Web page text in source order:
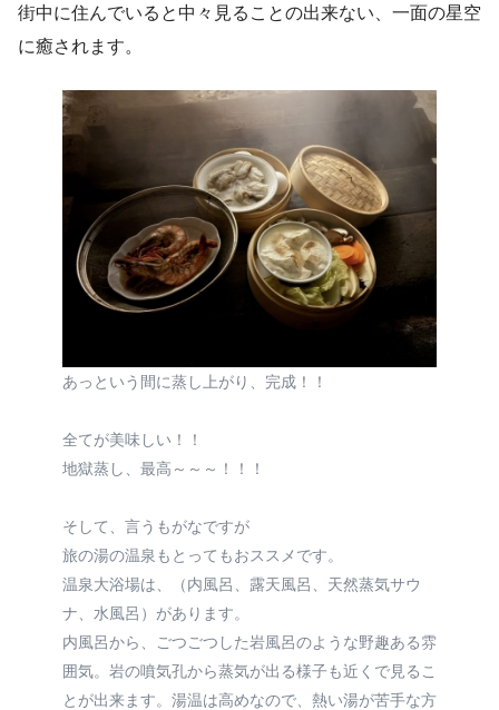
街中に住んでいると中々見ることの出来ない、一面の星空
に癒されます。
あっという間に蒸し上がり、完成！！
全てが美味しい！！
地獄蒸し、最高～～～！！！
そして、言うもがなですが
旅の湯の温泉もとってもおススメです。
温泉大浴場は、（内風呂、露天風呂、天然蒸気サウ
ナ、水風呂）があります。
内風呂から、ごつごつした岩風呂のような野趣ある雰
囲気。岩の噴気孔から蒸気が出る様子も近くで見るこ
とが出来ます。湯温は高めなので、熱い湯が苦手な方